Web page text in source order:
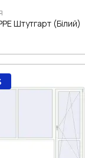
Штутгарт (Білий)